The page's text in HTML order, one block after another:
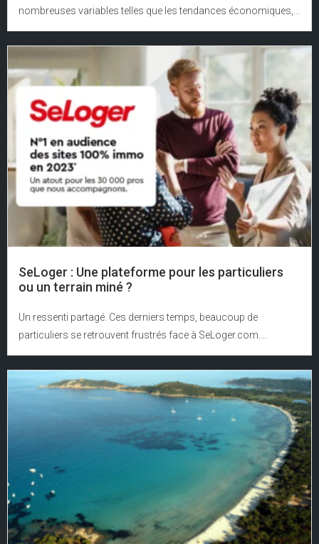
nombreuses variables telles que les tendances économiques,...
SeLoger : Une plateforme pour les particuliers
ou un terrain miné ?
Un ressenti partagé. Ces derniers temps, beaucoup de
particuliers se retrouvent frustrés face à SeLoger.com....